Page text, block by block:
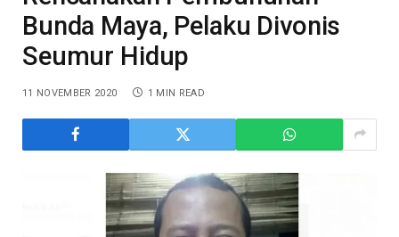
Bunda Maya, Pelaku Divonis
Seumur Hidup
11 NOVEMBER 2020 1 MIN READ